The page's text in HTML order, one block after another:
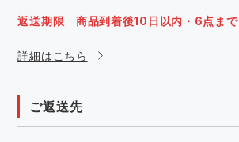
返送期限 商品到着後10日以内・6点まで
詳細はこちら
ご返送先